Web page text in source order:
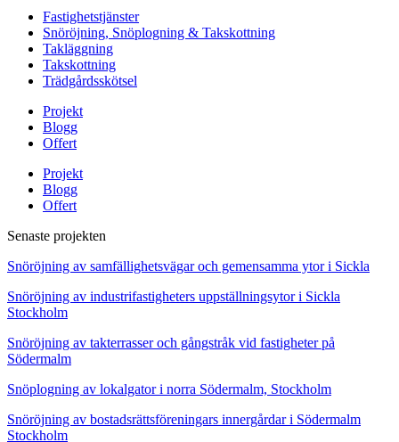
Fastighetstjänster
Snöröjning, Snöplogning & Takskottning
Takläggning
Takskottning
Trädgårdsskötsel
Projekt
Blogg
Offert
Projekt
Blogg
Offert
Senaste projekten
Snöröjning av samfällighetsvägar och gemensamma ytor i Sickla
Snöröjning av industrifastigheters uppställningsytor i Sickla
Stockholm
Snöröjning av takterrasser och gångstråk vid fastigheter på
Södermalm
Snöplogning av lokalgator i norra Södermalm, Stockholm
Snöröjning av bostadsrättsföreningars innergårdar i Södermalm
Stockholm